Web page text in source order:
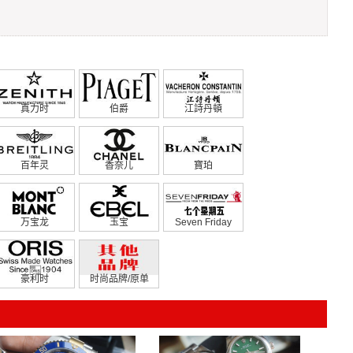
真力时 伯爵 江詩丹頓
百年灵 香奈儿 寶珀
万宝龙 玉宝 Seven Friday
豪利时 时尚品牌/原单